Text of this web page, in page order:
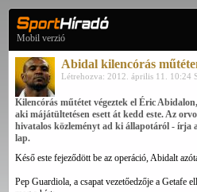
Mobil verzió
Abidal kilencórás
Létrehozva: 2012. április 11. 10:24
Kilencórás műtétet végeztek el Éric
aki májátültetésen esett át kedd este. Az
hivatalos közleményt ad ki állapotáról -
lap.
Késő este fejeződött be az operáció, Abidalt
Pep Guardiola, a csapat vezetőedzője a Getafe